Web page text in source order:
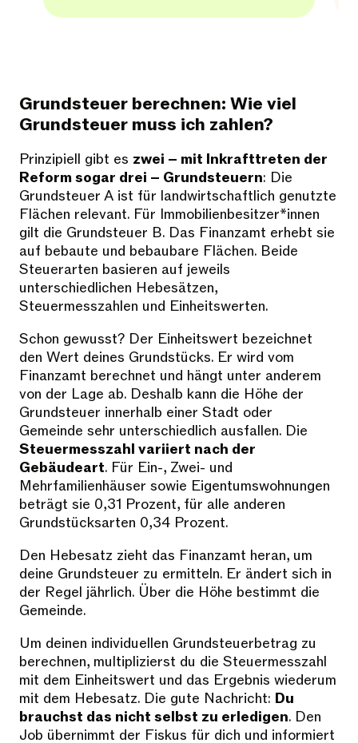
Grundsteuer berechnen: Wie viel
Grundsteuer muss ich zahlen?
Prinzipiell gibt es zwei – mit Inkrafttreten der
Reform sogar drei – Grundsteuern: Die
Grundsteuer A ist für landwirtschaftlich genutzte
Flächen relevant. Für Immobilienbesitzer*innen
gilt die Grundsteuer B. Das Finanzamt erhebt sie
auf bebaute und bebaubare Flächen. Beide
Steuerarten basieren auf jeweils
unterschiedlichen Hebesätzen,
Steuermesszahlen und Einheitswerten.
Schon gewusst? Der Einheitswert bezeichnet
den Wert deines Grundstücks. Er wird vom
Finanzamt berechnet und hängt unter anderem
von der Lage ab. Deshalb kann die Höhe der
Grundsteuer innerhalb einer Stadt oder
Gemeinde sehr unterschiedlich ausfallen. Die
Steuermesszahl variiert nach der
Gebäudeart. Für Ein-, Zwei- und
Mehrfamilienhäuser sowie Eigentumswohnungen
beträgt sie 0,31 Prozent, für alle anderen
Grundstücksarten 0,34 Prozent.
Den Hebesatz zieht das Finanzamt heran, um
deine Grundsteuer zu ermitteln. Er ändert sich in
der Regel jährlich. Über die Höhe bestimmt die
Gemeinde.
Um deinen individuellen Grundsteuerbetrag zu
berechnen, multiplizierst du die Steuermesszahl
mit dem Einheitswert und das Ergebnis wiederum
mit dem Hebesatz. Die gute Nachricht: Du
brauchst das nicht selbst zu erledigen. Den
Job übernimmt der Fiskus für dich und informiert